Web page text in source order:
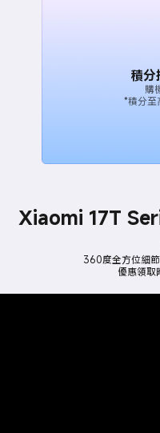
積
購
*積分
Xiaomi 17T
360度全方位細
優惠領